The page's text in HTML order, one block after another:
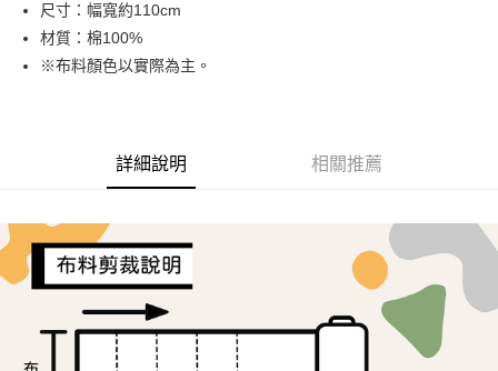
Google Pay
AFTEE先享後付
１．簡單：不需註冊會員、不需綁卡、不需儲值。
３．安心：先確認商品／服務後，再付款。
【「AFTEE先享後付」結帳流程】
１．於結帳方式選擇「AFTEE先享後付」後，將跳轉至「AFTEE先享後付」
結帳頁面，進行簡訊認證並確認金額後，即可完成結帳。
２．訂單成立數日內，您將收到繳費通知簡訊。
３．收到繳費通知簡訊後14天內，點擊此簡訊中的連結，可透過四大超商／
ATM／網路銀行／等多元方式進行付款，方視為交易完成。
全家取貨付款
每筆NT$65，滿NT$1,500(含以上)免運費
每筆NT$65，滿NT$1,500(含以上)免運費
尺寸：幅寬約110cm
材質：棉100%
※布料顏色以實際為主。
詳細說明 相關推薦